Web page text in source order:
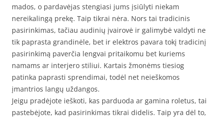
mados, o pardavėjas stengiasi jums įsiūlyti niekam
nereikalingą prekę. Taip tikrai nėra. Nors tai tradicinis
pasirinkimas, tačiau audinių įvairovė ir galimybė valdyti ne
tik paprasta grandinėle, bet ir elektros pavara tokį tradicinį
pasirinkimą paverčia lengvai pritaikomu bet kuriems
namams ar interjero stiliui. Kartais žmonėms tiesiog
patinka paprasti sprendimai, todėl net neieškomos
įmantrios langų uždangos.
Jeigu pradėjote ieškoti, kas parduoda ar gamina roletus, tai
pastebėjote, kad pasirinkimas tikrai didelis. Taip yra dėl to,